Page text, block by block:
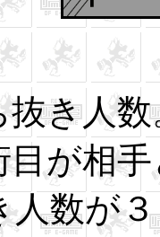
抜き人
目が相
人数が